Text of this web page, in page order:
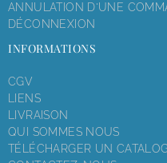
ANNULATION D'UNE
DÉCONNEXION
INFORMATIONS
CGV
LIENS
LIVRAISON
QUI SOMMES NOUS
TÉLÉCHARGER UN